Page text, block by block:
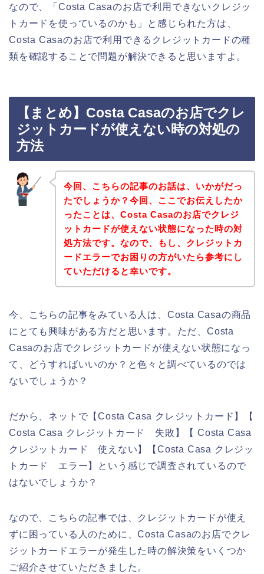
なので、「Costa Casaのお店で利用できないクレジッ
トカードを使っているのかも」と感じられた方は、
Costa Casaのお店で利用できるクレジットカードの種
類を確認することで問題が解決できると思いますよ。
【まとめ】Costa Casaのお店でクレ
ジットカードが使えない時の対処の
方法
今回、こちらの記事のお話は、いかがだっ
たでしょうか？今回、ここでお伝えしたか
ったことは、Costa Casaのお店でクレジ
ットカードが使えない状態になった時の対
処方法です。なので、もし、クレジットカ
ードエラーでお困りの方がいたら参考にし
ていただけると幸いです。
今、こちらの記事をみている人は、Costa Casaの商品
にとても興味がある方だと思います。ただ、Costa
Casaのお店でクレジットカードが使えない状態になっ
て、どうすればいいのか？と色々と調べているのでは
ないでしょうか？
だから、ネットで【Costa Casa クレジットカード】【
Costa Casa クレジットカード 失敗】【 Costa Casa
クレジットカード 使えない】【Costa Casa クレジッ
トカード エラー】という感じで調査されているので
はないでしょうか？
なので、こちらの記事では、クレジットカードが使え
ずに困っている人のために、Costa Casaのお店でクレ
ジットカードエラーが発生した時の解決策をいくつか
ご紹介させていただきました。